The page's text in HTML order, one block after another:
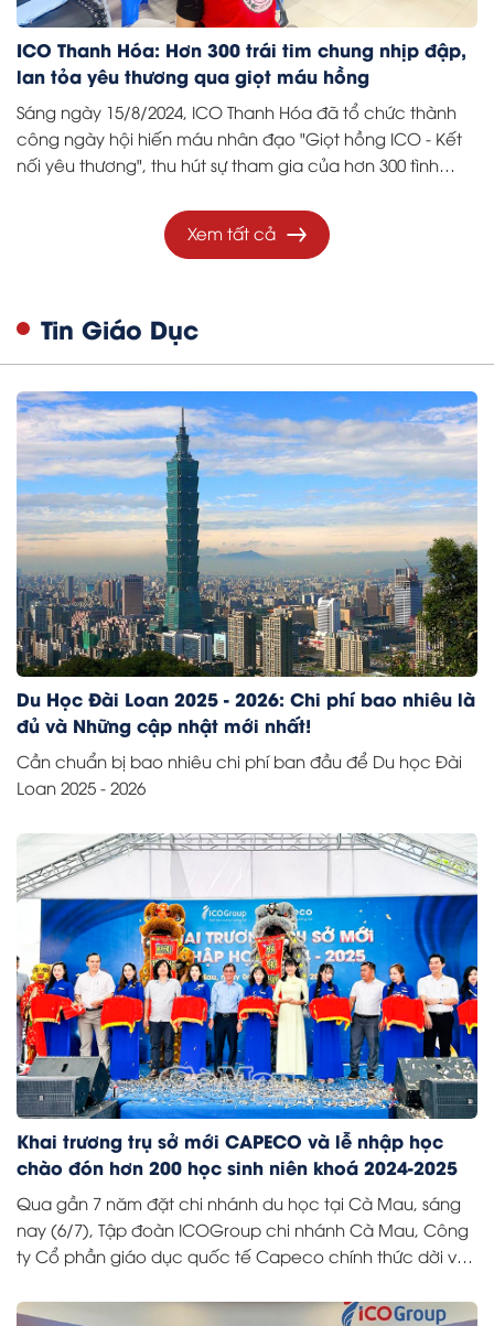
ICO Thanh Hóa: Hơn 300 trái tim chung nhịp đập,
lan tỏa yêu thương qua giọt máu hồng
Sáng ngày 15/8/2024, ICO Thanh Hóa đã tổ chức thành
công ngày hội hiến máu nhân đạo "Giọt hồng ICO - Kết
nối yêu thương", thu hút sự tham gia của hơn 300 tình
Xem tất cả
Tin Giáo Dục
Du Học Đài Loan 2025 - 2026: Chi phí bao nhiêu là
đủ và Những cập nhật mới nhất!
Cần chuẩn bị bao nhiêu chi phí ban đầu để Du học Đài
Loan 2025 - 2026
Khai trương trụ sở mới CAPECO và lễ nhập học
chào đón hơn 200 học sinh niên khoá 2024-2025
Qua gần 7 năm đặt chi nhánh du học tại Cà Mau, sáng
nay (6/7), Tập đoàn ICOGroup chi nhánh Cà Mau, Công
ty Cổ phần giáo dục quốc tế Capeco chính thức dời về
Happy Home, phường Tân Thành, TP Cà Mau.